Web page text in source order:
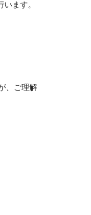
ます。
、ご理解